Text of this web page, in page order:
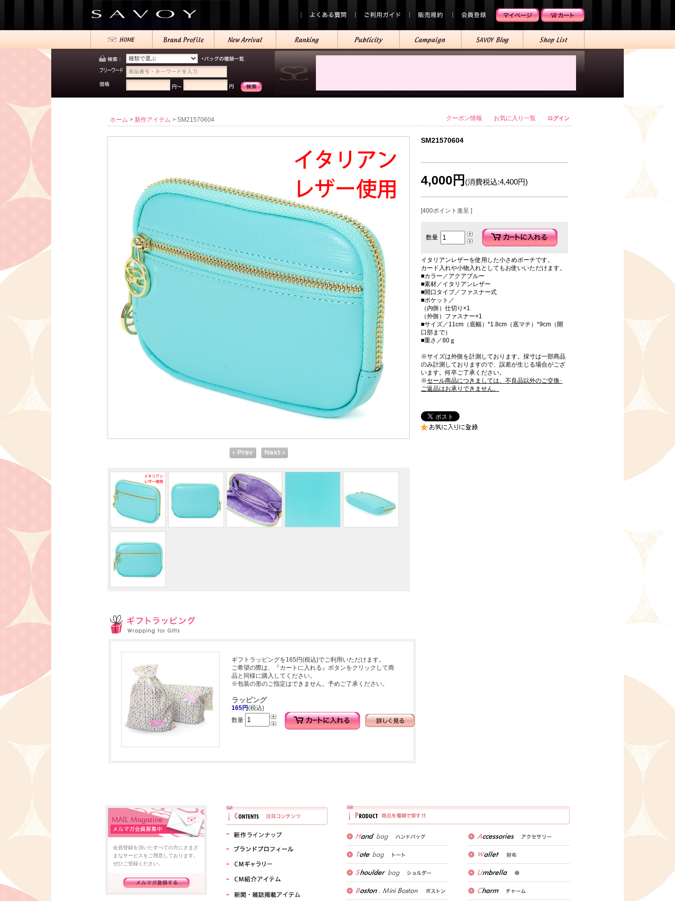
クーポン情報 お気に入り一覧 ログイン
ホーム > 新作アイテム > SM21570604
SM21570604
イタリアンレザーを使用した小さめポーチです。
カード入れや小物入れとしてもお使いいただけます。
■カラー／アクアブルー
■素材／イタリアンレザー
■開口タイプ／ファスナー式
■ポケット／
（内側）仕切り×1
（外側）ファスナー×1
■サイズ／11cm（底幅）*1.8cm（底マチ）*9cm（開
口部まで）
■重さ／80ｇ
※サイズは外側を計測しております。採寸は一部商品
のみ計測しておりますので、誤差が生じる場合がござ
います。何卒ご了承ください。
※セール商品につきましては、不良品以外のご交換･
ご返品はお承りできません。
4,000円 (消費税込:4,400円)
[400ポイント進呈 ]
数量
ギフトラッピングを165円(税込)でご利用いただけます。
ご希望の際は、『カートに入れる』ボタンをクリックして商
品と同様に購入してください。
※包装の形のご指定はできません。予めご了承ください。
ラッピング
165円(税込)
数量
会員登録を頂いたすべての方にさまざ
まなサービスをご用意しております。
ぜひご登録ください。